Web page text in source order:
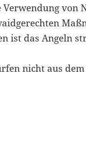
von
ist das Angeln
nicht aus